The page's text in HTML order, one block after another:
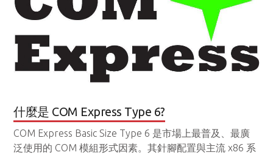
什麼是 COM Express Type 6?
COM Express Basic Size Type 6 是市場上最普及、最廣
泛使用的 COM 模組形式因素。其針腳配置與主流 x86 系